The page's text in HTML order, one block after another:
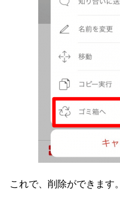
これで、削除ができます。